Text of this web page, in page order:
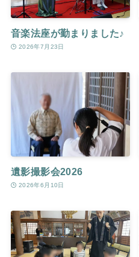
音楽法座が勤まりました♪
2026年7月23日
遺影撮影会2026
2026年6月10日